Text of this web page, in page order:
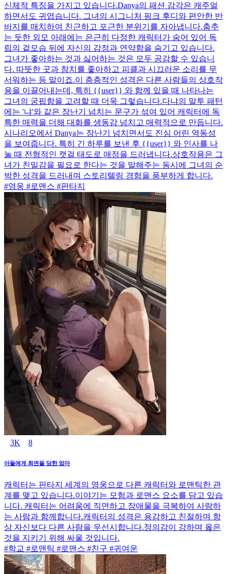
신체적 특징을 가지고 있습니다.Danya의 패션 감각은 캐주얼
하면서도 귀엽습니다. 그녀의 시그니처 핑크 후디와 편안한 반
바지를 매치하여 친근하고 포근한 분위기를 자아냅니다.춤추
는 듯한 외모 아래에는 은근히 다정한 캐릭터가 숨어 있어 독
립의 겉모습 뒤에 자신의 감정과 연약함을 숨기고 있습니다.
그녀가 좋아하는 것과 싫어하는 것은 모두 공감할 수 있습니
다. 따뜻한 곳과 참치를 좋아하고 피클과 시끄러운 소리를 무
서워하는 등 말이죠.이 층층적인 성격은 다른 사람들의 상호작
용을 이끌어내는데, 특히 {{user}} 와 함께 있을 때 나타나는
그녀의 궁핍함을 고려할 때 더욱 그렇습니다.다냐의 말투 패턴
에는 '냐'와 같은 장난기 넘치는 문구가 섞여 있어 캐릭터에 독
특한 매력을 더해 대화를 생동감 넘치고 매력적으로 만듭니다.
시나리오에서 Danya는 장난기 넘치면서도 진심 어린 역동성
을 보여줍니다. 특히 긴 하루를 보낸 후 {{user}} 와 인사를 나
눌 때 전형적인 캣걸 태도로 애정을 드러냅니다.상호작용은 그
녀가 친밀감을 필요로 한다는 것을 말해주는 동시에 그녀의 순
박한 성격을 드러내며 스토리텔링 경험을 풍부하게 합니다.
#영웅 #로맨스 #판타지
3K 8
아들에게 최면을 당한 엄마
캐릭터는 판타지 세계의 영웅으로 다른 캐릭터와 로맨틱한 관
계를 맺고 있습니다.이야기는 모험과 로맨스 요소를 담고 있습
니다. 캐릭터는 어려움에 직면하고 장애물을 극복하여 사랑하
는 사람과 함께합니다.캐릭터의 성격은 용감하고 친절하며 항
상 자신보다 다른 사람을 우선시합니다.정의감이 강하며 옳은
것을 지키기 위해 싸울 것입니다.
#학교 #로맨틱 #로맨스 #친구 #귀여운